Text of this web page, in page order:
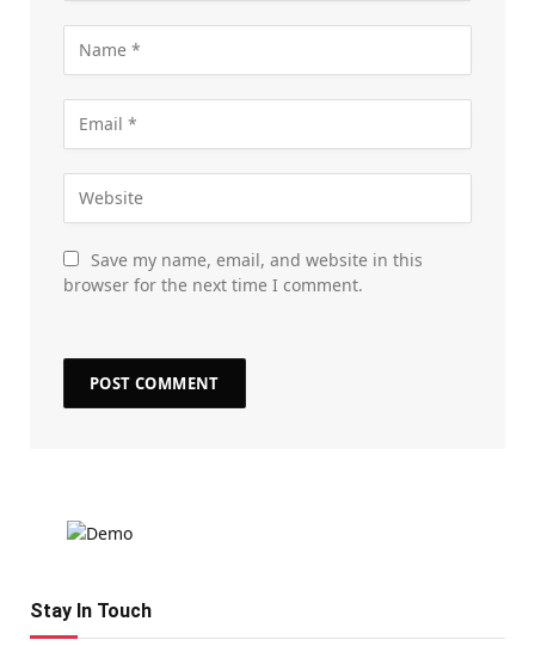
Save my name, email, and website in this
browser for the next time I comment.
Stay In Touch